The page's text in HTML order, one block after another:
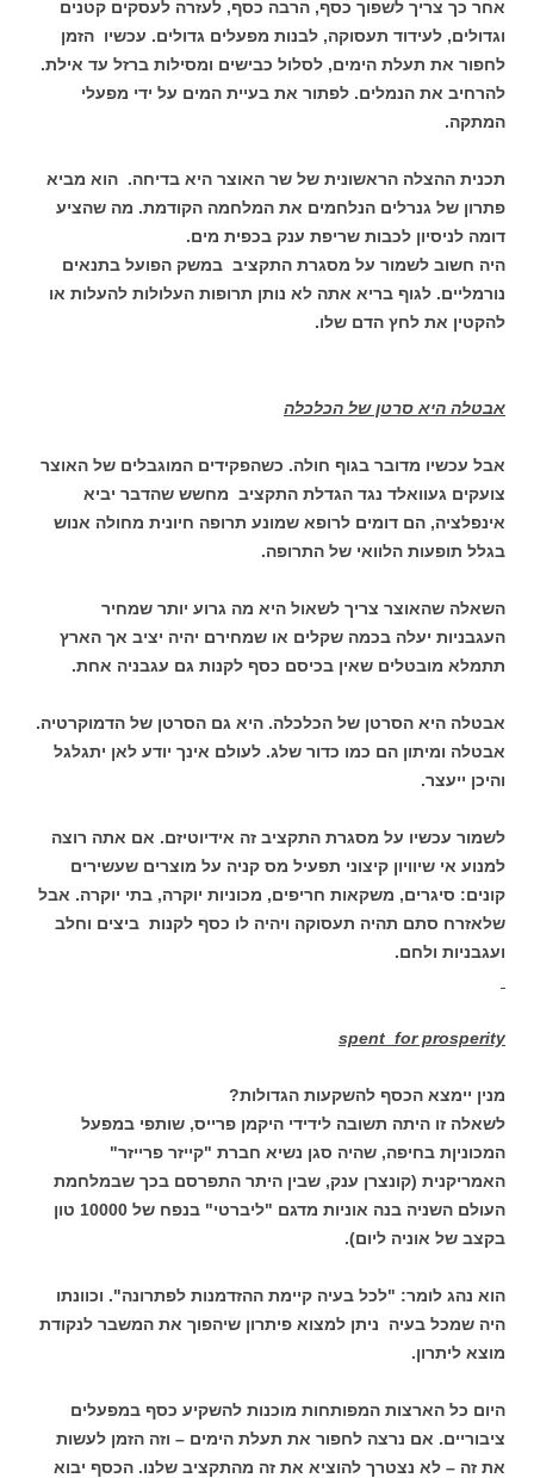
אחר כך צריך לשפוך כסף, הרבה כסף, לעזרה לעסקים קטנים
וגדולים, לעידוד תעסוקה, לבנות מפעלים גדולים. עכשיו הזמן
לחפור את תעלת הימים, לסלול כבישים ומסילות ברזל עד אילת.
להרחיב את הנמלים. לפתור את בעיית המים על ידי מפעלי
המתקה.
תכנית ההצלה הראשונית של שר האוצר היא בדיחה. הוא מביא
פתרון של גנרלים הנלחמים את המלחמה הקודמת. מה שהציע
דומה לניסיון לכבות שריפת ענק בכפית מים.
היה חשוב לשמור על מסגרת התקציב במשק הפועל בתנאים
נורמליים. לגוף בריא אתה לא נותן תרופות העלולות להעלות או
להקטין את לחץ הדם שלו.
אבטלה היא סרטן של הכלכלה
אבל עכשיו מדובר בגוף חולה. כשהפקידים המוגבלים של האוצר
צועקים געוואלד נגד הגדלת התקציב מחשש שהדבר יביא
אינפלציה, הם דומים לרופא שמונע תרופה חיונית מחולה אנוש
בגלל תופעות הלוואי של התרופה.
השאלה שהאוצר צריך לשאול היא מה גרוע יותר שמחיר
העגבניות יעלה בכמה שקלים או שמחירם יהיה יציב אך הארץ
תתמלא מובטלים שאין בכיסם כסף לקנות גם עגבניה אחת.
אבטלה היא הסרטן של הכלכלה. היא גם הסרטן של הדמוקרטיה.
אבטלה ומיתון הם כמו כדור שלג. לעולם אינך יודע לאן יתגלגל
והיכן ייעצר.
לשמור עכשיו על מסגרת התקציב זה אידיוטיזם. אם אתה רוצה
למנוע אי שיוויון קיצוני תפעיל מס קניה על מוצרים שעשירים
קונים: סיגרים, משקאות חריפים, מכוניות יוקרה, בתי יוקרה. אבל
שלאזרח סתם תהיה תעסוקה ויהיה לו כסף לקנות ביצים וחלב
ועגבניות ולחם.
spent for prosperity
מנין יימצא הכסף להשקעות הגדולות?
לשאלה זו היתה תשובה לידידי היקמן פרייס, שותפי במפעל
המכוניןת בחיפה, שהיה סגן נשיא חברת "קייזר פרייזר"
האמריקנית (קונצרן ענק, שבין היתר התפרסם בכך שבמלחמת
העולם השניה בנה אוניות מדגם "ליברטי" בנפח של 10000 טון
בקצב של אוניה ליום).
הוא נהג לומר: "לכל בעיה קיימת ההזדמנות לפתרונה". וכוונתו
היה שמכל בעיה ניתן למצוא פיתרון שיהפוך את המשבר לנקודת
מוצא ליתרון.
היום כל הארצות המפותחות מוכנות להשקיע כסף במפעלים
ציבוריים. אם נרצה לחפור את תעלת הימים – וזה הזמן לעשות
את זה – לא נצטרך להוציא את זה מהתקציב שלנו. הכסף יבוא